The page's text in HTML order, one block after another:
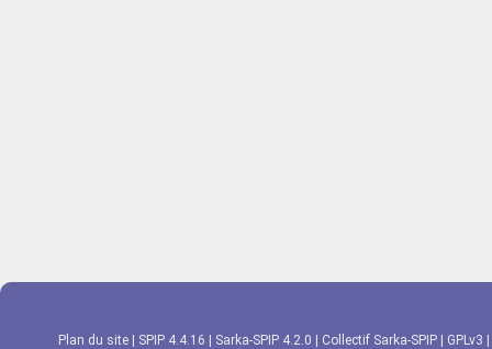
Plan du site SPIP 4.4.16 Sarka-SPIP 4.2.0 Collectif Sarka-SPIP GPLv3